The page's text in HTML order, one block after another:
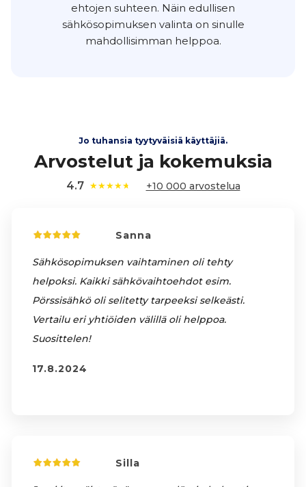
ehtojen suhteen. Näin edullisen
sähkösopimuksen valinta on sinulle
mahdollisimman helppoa.
Jo tuhansia tyytyväisiä käyttäjiä.
Arvostelut ja kokemuksia
4.7 ★★★★★ +10 000 arvostelua
Sanna
Sähkösopimuksen vaihtaminen oli tehty
helpoksi. Kaikki sähkövaihtoehdot esim.
Pörssisähkö oli selitetty tarpeeksi selkeästi.
Vertailu eri yhtiöiden välillä oli helppoa.
Suosittelen!
17.8.2024
Silla